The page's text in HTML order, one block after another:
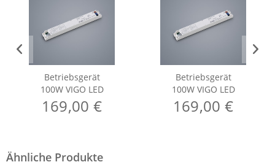
Betriebsgerät
100W VIGO LED
169,00 €
Betriebsgerät
100W VIGO LED
169,00 €